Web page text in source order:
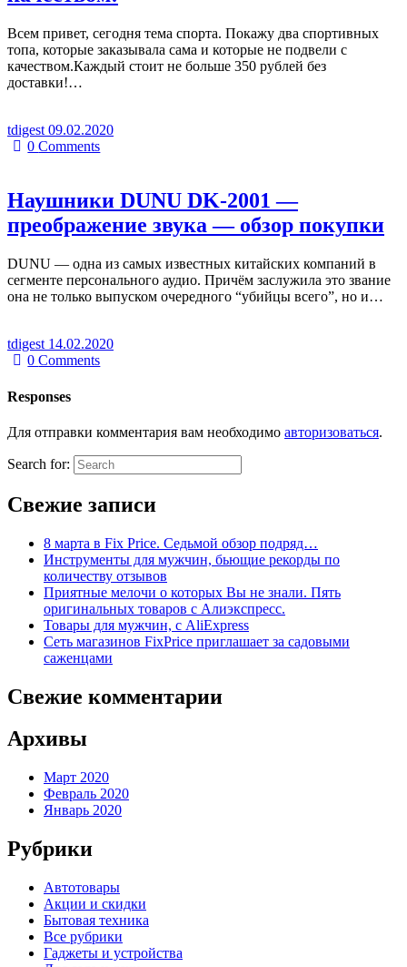
Всем привет, сегодня тема спорта. Покажу два спортивных
топа, которые заказывала сама и которые не подвели с
качеством.Каждый стоит не больше 350 рублей без
доставки!…
tdigest 09.02.2020
0Comments
Наушники DUNU DK-2001 —
преображение звука — обзор покупки
DUNU — одна из самых известных китайских компаний в
сегменте персонального аудио. Причём заслужила это звание
она не только выпуском очередного “убийцы всего”, но и…
tdigest 14.02.2020
0Comments
Responses
Для отправки комментария вам необходимо авторизоваться.
Search for:
Свежие записи
8 марта в Fix Price. Cедьмой обзор подряд…
Инструменты для мужчин, бьющие рекорды по
количеству отзывов
Приятные мелочи о которых Вы не знали. Пять
оригинальных товаров с Алиэкспресс.
Товары для мужчин, с AliExpress
Сеть магазинов FixPrice приглашает за садовыми
саженцами
Свежие комментарии
Архивы
Март 2020
Февраль 2020
Январь 2020
Рубрики
Автотовары
Акции и скидки
Бытовая техника
Все рубрики
Гаджеты и устройства